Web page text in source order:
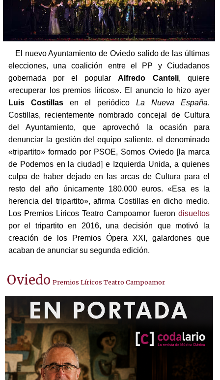
El nuevo Ayuntamiento de Oviedo salido de las últimas
elecciones, una coalición entre el PP y Ciudadanos
gobernada por el popularAlfredo Canteli, quiere
«recuperar los premios líricos». El anuncio lo hizo ayer
Luis Costillasen el periódicoLa Nueva España.
Costillas, recientemente nombrado concejal de Cultura
del Ayuntamiento, que aprovechó la ocasión para
denunciar la gestión del equipo saliente, el denominado
«tripartito» formado por PSOE, Somos Oviedo [la marca
de Podemos en la ciudad] e Izquierda Unida, a quienes
culpa de haber dejado en las arcas de Cultura para el
resto del año únicamente 180.000 euros. «Esa es la
herencia del tripartito», afirma Costillas en dicho medio.
Los Premios Líricos Teatro Campoamor fueron disueltos
por el tripartito en 2016, una decisión que motivó la
creación de los Premios Ópera XXI, galardones que
acaban de anunciar su segunda edición.
Oviedo Premios Líricos Teatro Campoamor